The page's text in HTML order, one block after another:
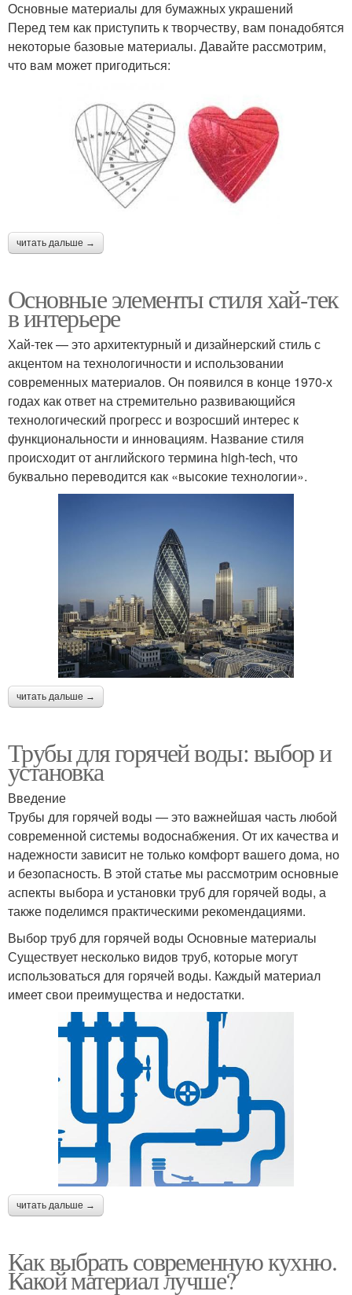
Основные материалы для бумажных украшений
Перед тем как приступить к творчеству, вам понадобятся
некоторые базовые материалы. Давайте рассмотрим,
что вам может пригодиться:
читать дальше →
Основные элементы стиля хай-тек
в интерьере
Хай-тек — это архитектурный и дизайнерский стиль с
акцентом на технологичности и использовании
современных материалов. Он появился в конце 1970-х
годах как ответ на стремительно развивающийся
технологический прогресс и возросший интерес к
функциональности и инновациям. Название стиля
происходит от английского термина high-tech, что
буквально переводится как «высокие технологии».
читать дальше →
Трубы для горячей воды: выбор и
установка
Введение
Трубы для горячей воды — это важнейшая часть любой
современной системы водоснабжения. От их качества и
надежности зависит не только комфорт вашего дома, но
и безопасность. В этой статье мы рассмотрим основные
аспекты выбора и установки труб для горячей воды, а
также поделимся практическими рекомендациями.
Выбор труб для горячей воды Основные материалы
Существует несколько видов труб, которые могут
использоваться для горячей воды. Каждый материал
имеет свои преимущества и недостатки.
читать дальше →
Как выбрать современную кухню.
Какой материал лучше?